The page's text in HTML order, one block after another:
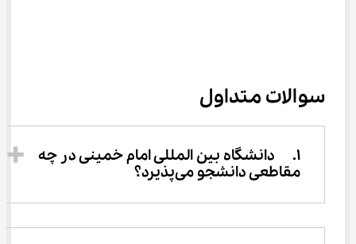
سوالات متداول
1.	دانشگاه بین المللی امام خمینی در چه
مقاطعی دانشجو می‌پذیرد؟